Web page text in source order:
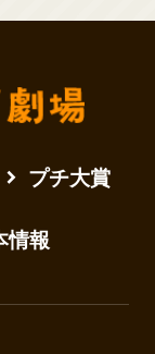
プチ大賞
情報